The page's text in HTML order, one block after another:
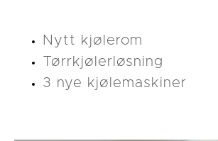
Nytt kjølerom
Tørrkjølerløsning
3 nye kjølemaskiner